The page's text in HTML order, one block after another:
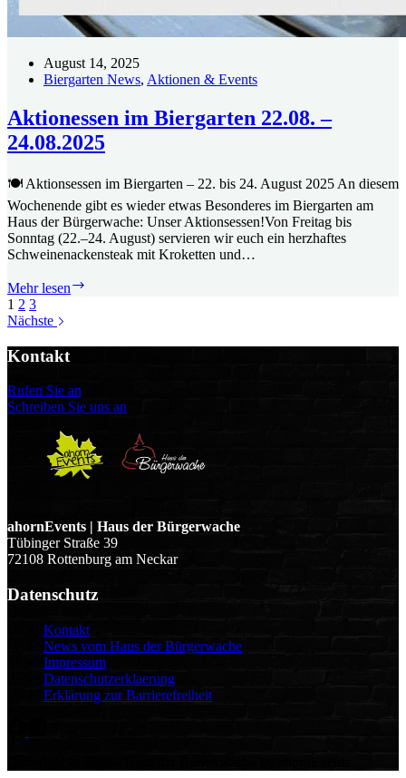
August 14, 2025
Biergarten News, Aktionen & Events
Aktionessen im Biergarten 22.08. –
24.08.2025
🍽️ Aktionsessen im Biergarten – 22. bis 24. August 2025 An diesem
Wochenende gibt es wieder etwas Besonderes im Biergarten am
Haus der Bürgerwache: Unser Aktionsessen!Von Freitag bis
Sonntag (22.–24. August) servieren wir euch ein herzhaftes
Schweinenackensteak mit Kroketten und…
Mehr lesen
–
1 2 3
Nächste
Kontakt
Rufen Sie an
Schreiben Sie uns an
ahornEvents | Haus der Bürgerwache
Tübinger Straße 39
72108 Rottenburg am Neckar
Datenschutz
Kontakt
News vom Haus der Bürgerwache
Impressum
Datenschutzerklaerung
Erklärung zur Barrierefreiheit